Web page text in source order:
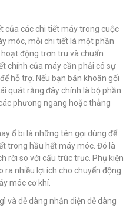
của các chi tiết máy trong cuộc
móc, mỗi chi tiết là một phần
động trơn tru và chuẩn
chính của máy cần phải có sự
hỗ trợ. Nếu bạn băn khoăn gối
quát rằng đây chính là bộ phần
phương ngang hoặc thẳng
ổ bi là những tên gọi dùng để
trong hầu hết máy móc. Đó là
rời so với cấu trúc trục. Phụ kiện
nhiều lợi ích cho chuyển động
móc cơ khí.
và dễ dàng nhận diện dễ dàng